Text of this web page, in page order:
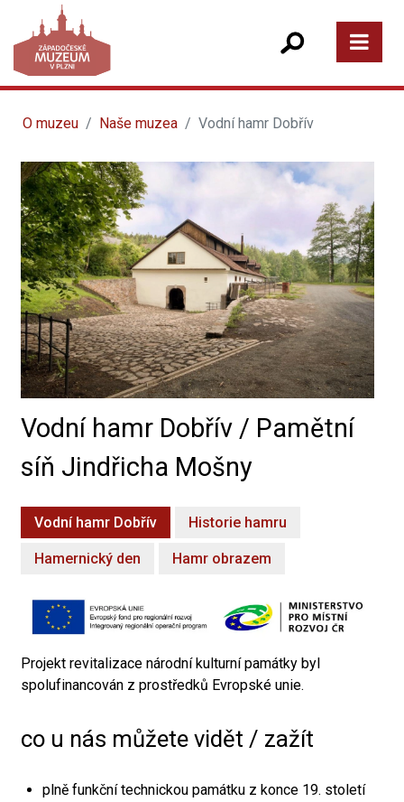
O muzeu Naše muzea Vodní hamr Dobřív
Vodní hamr Dobřív / Pamětní
síň Jindřicha Mošny
Vodní hamr Dobřív Historie hamru
Hamernický den Hamr obrazem
Projekt revitalizace národní kulturní památky byl
spolufinancován z prostředků Evropské unie.
co u nás můžete vidět / zažít
plně funkční technickou památku z konce 19. století